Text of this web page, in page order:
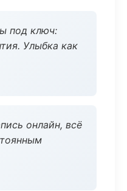
под ключ:
Улыбка как
онлайн, всё